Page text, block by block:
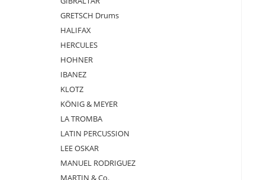
GRETSCH Drums
HALIFAX
HERCULES
HOHNER
IBANEZ
KLOTZ
KÖNIG & MEYER
LA TROMBA
LATIN PERCUSSION
LEE OSKAR
MANUEL RODRIGUEZ
MARTIN & Co.